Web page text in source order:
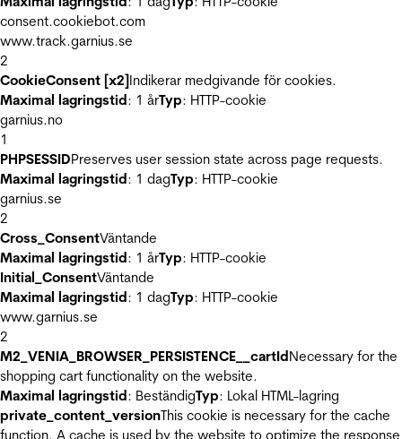
consent.cookiebot.com
www.track.garnius.se
2
CookieConsent [x2]Indikerar medgivande för cookies.
Maximal lagringstid: 1 årTyp: HTTP-cookie
garnius.no
1
PHPSESSIDPreserves user session state across page requests.
Maximal lagringstid: 1 dagTyp: HTTP-cookie
garnius.se
2
Cross_ConsentVäntande
Maximal lagringstid: 1 årTyp: HTTP-cookie
Initial_ConsentVäntande
Maximal lagringstid: 1 dagTyp: HTTP-cookie
www.garnius.se
2
M2_VENIA_BROWSER_PERSISTENCE__cartIdNecessary for the
shopping cart functionality on the website.
Maximal lagringstid: BeständigTyp: Lokal HTML-lagring
private_content_versionThis cookie is necessary for the cache
function. A cache is used by the website to optimize the